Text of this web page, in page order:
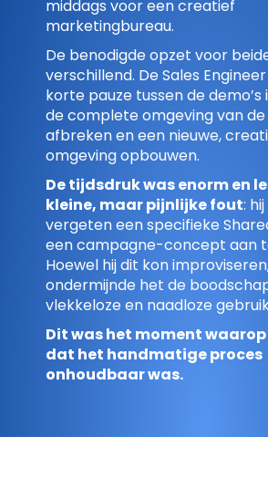
middags voor een creatief
marketingbureau.
De benodigde opzet voor
verschillend. De Sales
korte pauze tussen de
de complete omgeving van
afbreken en een nieuwe,
omgeving opbouwen.
De tijdsdruk was enorm en
kleine, maar pijnlijke fout:
vergeten een specifieke
een campagne-concept aan
Hoewel hij dit kon
ondermijnde het de
vlekkeloze en naadloze
Dit was het moment
dat het handmatige proces
onhoudbaar was.